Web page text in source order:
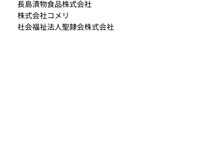
長島漬物食品株式会社
株式会社コメリ
社会福祉法人聖隷会株式会社